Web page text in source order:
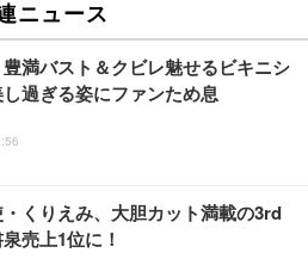
ニュース
豊満バスト＆クビレ魅せるビキニシ
過ぎる姿にファンため息
くりえみ、大胆カット満載の3rd
売上1位に！